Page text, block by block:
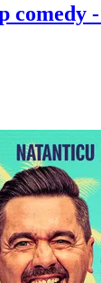
comedy